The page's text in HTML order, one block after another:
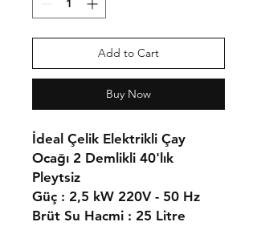
Add to Cart
Buy Now
İdeal Çelik Elektrikli Çay
Ocağı 2 Demlikli 40'lık
Pleytsiz
Güç : 2,5 kW 220V - 50 Hz
Brüt Su Hacmi : 25 Litre